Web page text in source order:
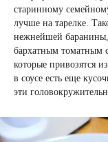
старинному
лучше на тарелке.
нежнейшей
бархатным томатным
которые привозятся
в соусе есть еще
эти